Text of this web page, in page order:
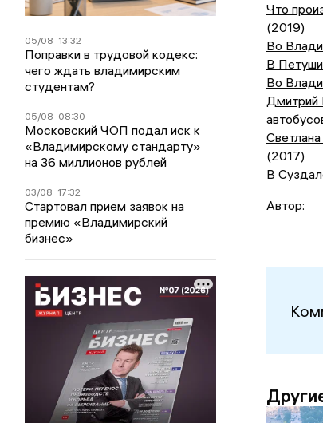
05/08 13:32
Поправки в трудовой кодекс:
чего ждать владимирским
студентам?
05/08 08:30
Московский ЧОП подал иск к
«Владимирскому стандарту»
на 36 миллионов рублей
03/08 17:32
Стартовал прием заявок на
премию «Владимирский
бизнес»
Что
(2019)
Во
В
Во
Дмитрий
(2017)
В
Автор: